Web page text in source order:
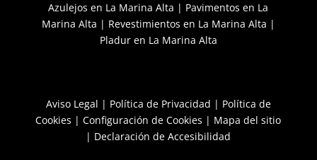
Azulejos en La Marina Alta | Pavimentos en La
Marina Alta | Revestimientos en La Marina Alta |
Pladur en La Marina Alta
Aviso Legal | Política de Privacidad | Política de
Cookies |Configuración de Cookies | Mapa del sitio
| Declaración de Accesibilidad